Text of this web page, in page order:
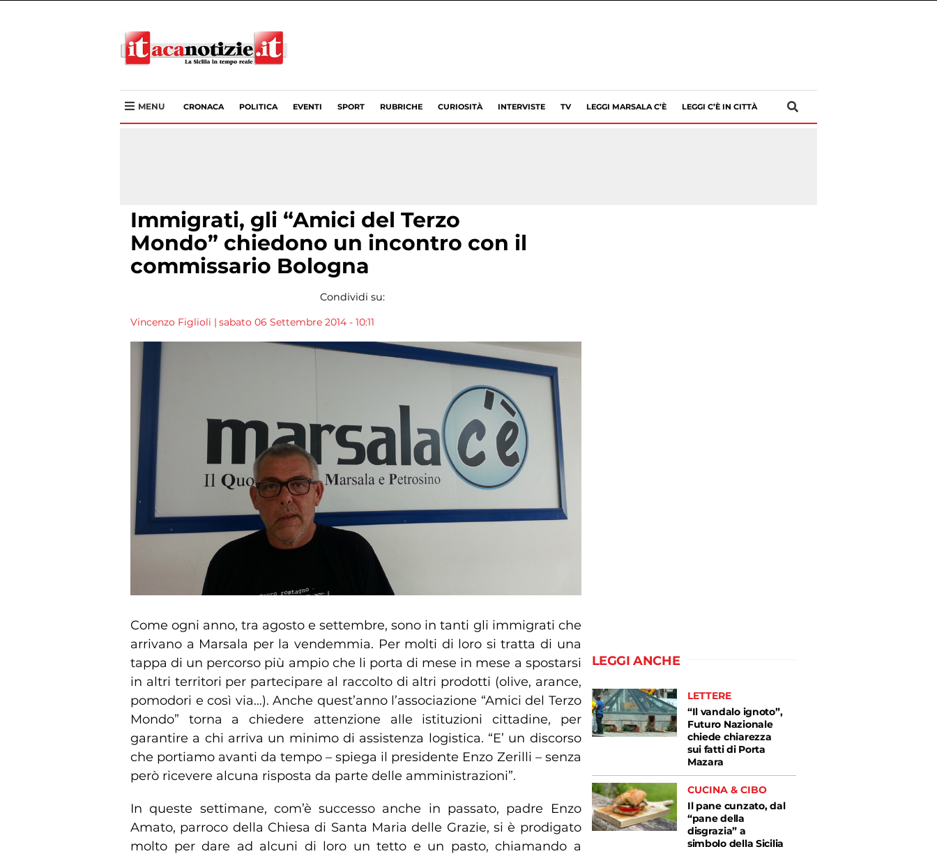
MENU CRONACA POLITICA EVENTI SPORT RUBRICHE CURIOSITÀ INTERVISTE TV LEGGI MARSALA C’È LEGGI C’È IN CITTÀ
Immigrati, gli “Amici del Terzo
Mondo” chiedono un incontro con il
commissario Bologna
Condividi su:
Vincenzo Figlioli | sabato 06 Settembre 2014 - 10:11
Come ogni anno, tra agosto e settembre, sono in tanti gli immigrati che
arrivano a Marsala per la vendemmia. Per molti di loro si tratta di una
tappa di un percorso più ampio che li porta di mese in mese a spostarsi
in altri territori per partecipare al raccolto di altri prodotti (olive, arance,
pomodori e così via…). Anche quest’anno l’associazione “Amici del Terzo
Mondo” torna a chiedere attenzione alle istituzioni cittadine, per
garantire a chi arriva un minimo di assistenza logistica. “E’ un discorso
che portiamo avanti da tempo – spiega il presidente Enzo Zerilli – senza
però ricevere alcuna risposta da parte delle amministrazioni”.
In queste settimane, com’è successo anche in passato, padre Enzo
Amato, parroco della Chiesa di Santa Maria delle Grazie, si è prodigato
molto per dare ad alcuni di loro un tetto e un pasto, chiamando a
LEGGI ANCHE
LETTERE
“Il vandalo ignoto”,
Futuro Nazionale
chiede chiarezza
sui fatti di Porta
Mazara
CUCINA & CIBO
Il pane cunzato, dal
“pane della
disgrazia” a
simbolo della Sicilia